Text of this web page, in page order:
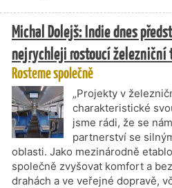
Michal Dolejš: Indie dnes
nejrychleji rostoucí železniční
Rosteme společně
„Projekty v
charakteristické
jsme rádi, že se
partnerství se
oblasti. Jako mezinárodně
společně zvyšovat komfort a
drahách a ve veřejné dopravě,